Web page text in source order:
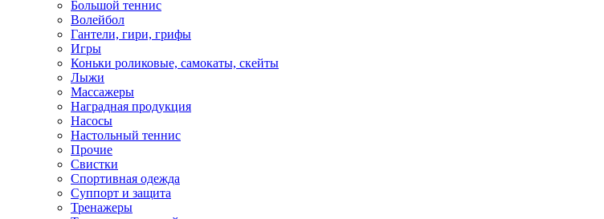
Большой теннис
Волейбол
Гантели, гири, грифы
Игры
Коньки роликовые, самокаты, скейты
Лыжи
Массажеры
Наградная продукция
Насосы
Настольный теннис
Прочие
Свистки
Спортивная одежда
Суппорт и защита
Тренажеры